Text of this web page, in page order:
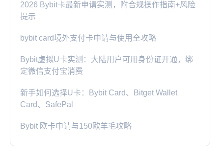
2026 Bybit卡最新申请实测，附合规操作指南+风险
提示
bybit card境外支付卡申请与使用全攻略
Bybit虚拟U卡实测：大陆用户可用身份证开通，绑
定微信支付宝消费
新手如何选择U卡：Bybit Card、Bitget Wallet
Card、SafePal
Bybit 欧卡申请与150欧羊毛攻略